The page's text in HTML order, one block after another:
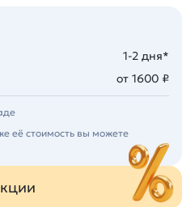
1-2 дня*
от 1600 ₽
её стоимость вы можете